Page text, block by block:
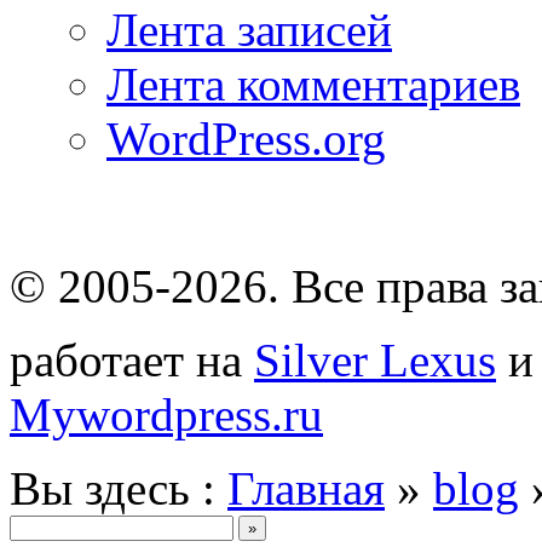
Лента записей
Лента комментариев
WordPress.org
© 2005-2026. Все права
работает на Silver Lexus
Mywordpress.ru
Вы здесь : Главная » blog